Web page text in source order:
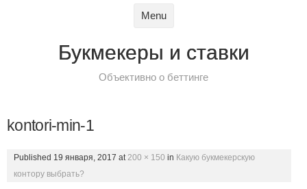
Menu
Букмекеры и ставки
Объективно о беттинге
kontori-min-1
Published 19 января, 2017 at200 × 150 in Какую букмекерскую
контору выбрать?